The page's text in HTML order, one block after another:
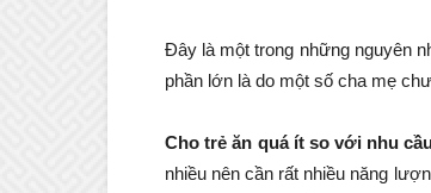
Đây là một trong những nguyên
phần lớn là do một số cha mẹ
Cho trẻ ăn quá ít so với nhu
nhiều nên cần rất nhiều năng